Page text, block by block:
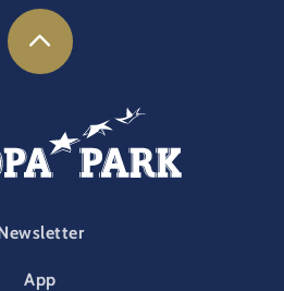
FOOTER-PARK
App